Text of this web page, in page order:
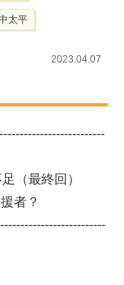
太平
2023.04.07
（最終回）
者？